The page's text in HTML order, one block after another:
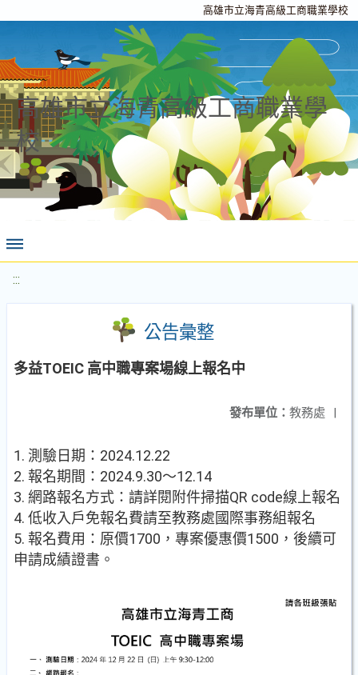
高雄市立海青高級工商職業學校
高雄市立海青高級工商職業學
校
:::
公告彙整
多益TOEIC 高中職專案場線上報名中
發布單位： 教務處 |
1. 測驗日期：2024.12.22
2. 報名期間：2024.9.30～12.14
3. 網路報名方式：請詳閱附件掃描QR code線上報名
4. 低收入戶免報名費請至教務處國際事務組報名
5. 報名費用：原價1700，專案優惠價1500，後續可
申請成績證書。